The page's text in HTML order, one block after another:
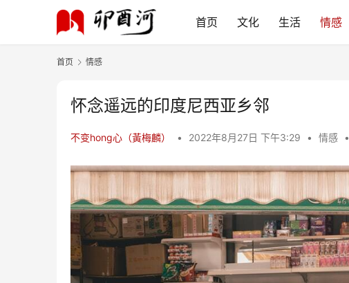
首页 文化 生活 情感
首页 情感
怀念遥远的印度尼西亚乡邻
不变hong心（黃梅麟） • 2022年8月27日 下午3:29 • 情感 •